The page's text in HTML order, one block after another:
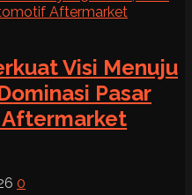
Visi Menuju
Pasar
0